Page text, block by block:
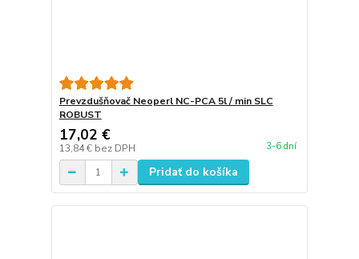
Prevzdušňovač Neoperl NC-PCA 5l / min SLC
ROBUST
17,02 €
13,84 € bez DPH 3-6 dní
Pridať do košíka